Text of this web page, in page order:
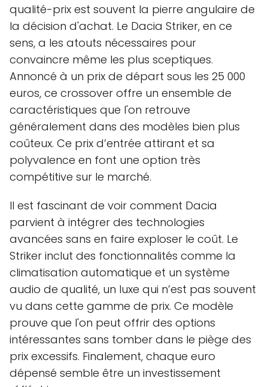
qualité-prix est souvent la pierre angulaire de
la décision d'achat. Le Dacia Striker, en ce
sens, a les atouts nécessaires pour
convaincre même les plus sceptiques.
Annoncé à un prix de départ sous les 25 000
euros, ce crossover offre un ensemble de
caractéristiques que l'on retrouve
généralement dans des modèles bien plus
coûteux. Ce prix d’entrée attirant et sa
polyvalence en font une option très
compétitive sur le marché.
Il est fascinant de voir comment Dacia
parvient à intégrer des technologies
avancées sans en faire exploser le coût. Le
Striker inclut des fonctionnalités comme la
climatisation automatique et un système
audio de qualité, un luxe qui n’est pas souvent
vu dans cette gamme de prix. Ce modèle
prouve que l'on peut offrir des options
intéressantes sans tomber dans le piège des
prix excessifs. Finalement, chaque euro
dépensé semble être un investissement